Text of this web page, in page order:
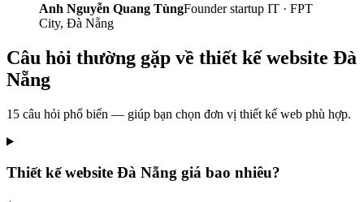
Anh Nguyễn Quang TùngFounder startup IT · FPT
City, Đà Nẵng
Câu hỏi thường gặp về thiết kế website Đà
Nẵng
15 câu hỏi phổ biến — giúp bạn chọn đơn vị thiết kế web phù hợp.
Thiết kế website Đà Nẵng giá bao nhiêu?